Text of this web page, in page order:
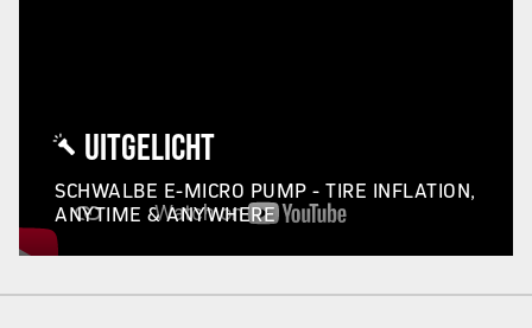
UITGELICHT
SCHWALBE E-MICRO PUMP - TIRE INFLATION,
ANYTIME & ANYWHERE